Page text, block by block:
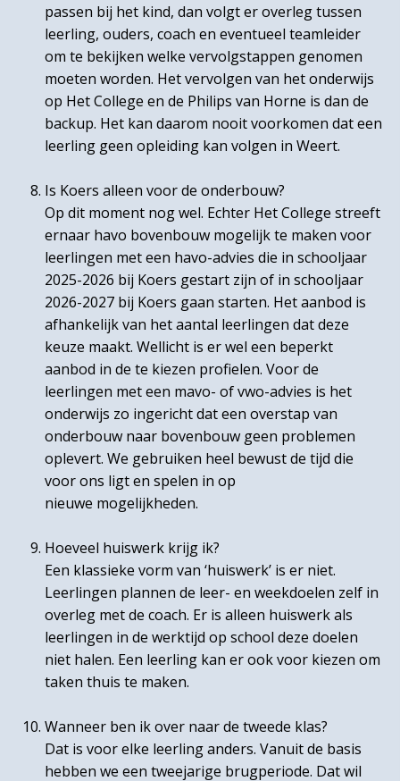
passen bij het kind, dan volgt er overleg tussen
leerling, ouders, coach en eventueel teamleider
om te bekijken welke vervolgstappen genomen
moeten worden. Het vervolgen van het onderwijs
op Het College en de Philips van Horne is dan de
backup. Het kan daarom nooit voorkomen dat een
leerling geen opleiding kan volgen in Weert.
Is Koers alleen voor de onderbouw?
Op dit moment nog wel. Echter Het College streeft
ernaar havo bovenbouw mogelijk te maken voor
leerlingen met een havo-advies die in schooljaar
2025-2026 bij Koers gestart zijn of in schooljaar
2026-2027 bij Koers gaan starten. Het aanbod is
afhankelijk van het aantal leerlingen dat deze
keuze maakt. Wellicht is er wel een beperkt
aanbod in de te kiezen profielen. Voor de
leerlingen met een mavo- of vwo-advies is het
onderwijs zo ingericht dat een overstap van
onderbouw naar bovenbouw geen problemen
oplevert. We gebruiken heel bewust de tijd die
voor ons ligt en spelen in op
nieuwe mogelijkheden.
Hoeveel huiswerk krijg ik?
Een klassieke vorm van ‘huiswerk’ is er niet.
Leerlingen plannen de leer- en weekdoelen zelf in
overleg met de coach. Er is alleen huiswerk als
leerlingen in de werktijd op school deze doelen
niet halen. Een leerling kan er ook voor kiezen om
taken thuis te maken.
Wanneer ben ik over naar de tweede klas?
Dat is voor elke leerling anders. Vanuit de basis
hebben we een tweejarige brugperiode. Dat wil